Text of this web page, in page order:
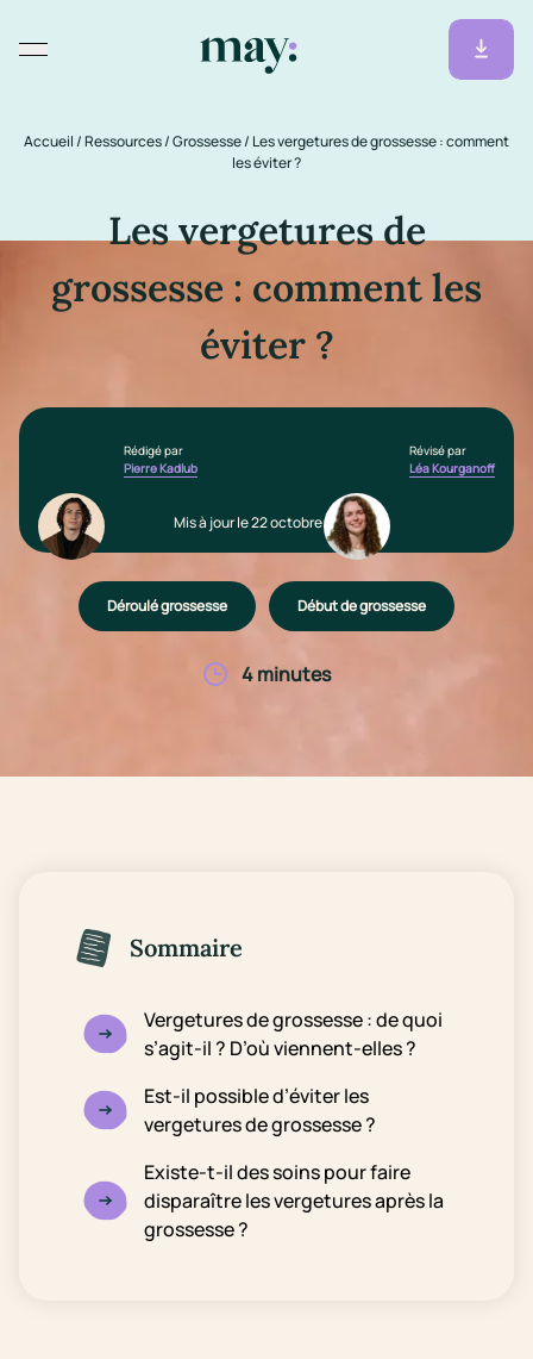
Accueil/Ressources/Grossesse/ Les vergetures de grossesse : comment
les éviter ?
Les vergetures de
grossesse : comment les
éviter ?
Rédigé par
Pierre Kadlub
Révisé par
Léa Kourganoff
Mis à jour le 22 octobre 2025
Déroulé grossesse Début de grossesse
4 minutes
Sommaire
Vergetures de grossesse : de quoi
s’agit-il ? D’où viennent-elles ?
Est-il possible d’éviter les
vergetures de grossesse ?
Existe-t-il des soins pour faire
disparaître les vergetures après la
grossesse ?